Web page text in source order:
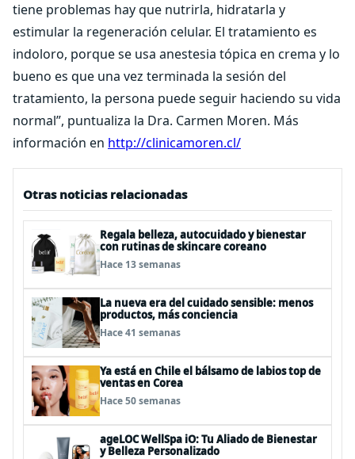
tiene problemas hay que nutrirla, hidratarla y
estimular la regeneración celular. El tratamiento es
indoloro, porque se usa anestesia tópica en crema y lo
bueno es que una vez terminada la sesión del
tratamiento, la persona puede seguir haciendo su vida
normal”, puntualiza la Dra. Carmen Moren. Más
información en http://clinicamoren.cl/
Otras noticias relacionadas
Regala belleza, autocuidado y bienestar
con rutinas de skincare coreano
Hace 13 semanas
La nueva era del cuidado sensible: menos
productos, más conciencia
Hace 41 semanas
Ya está en Chile el bálsamo de labios top de
ventas en Corea
Hace 50 semanas
ageLOC WellSpa iO: Tu Aliado de Bienestar
y Belleza Personalizado